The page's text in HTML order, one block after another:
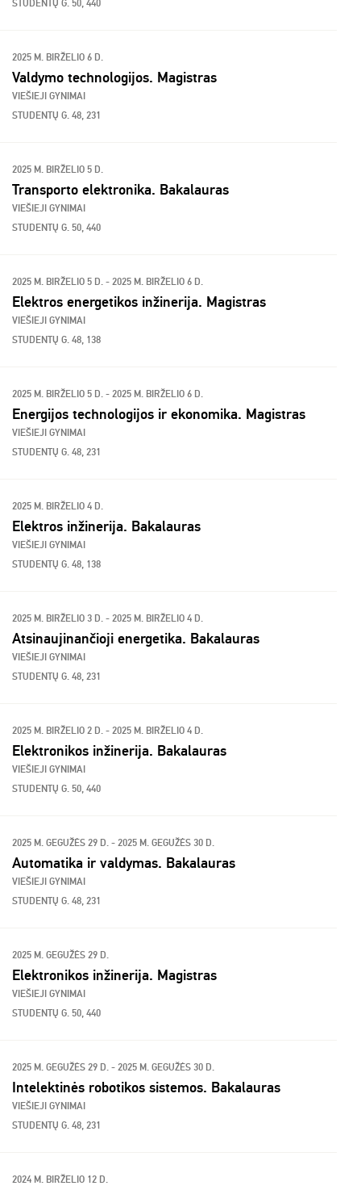
STUDENTŲ G. 50, 440
2025 M. BIRŽELIO 6 D.
Valdymo technologijos. Magistras
VIEŠIEJI GYNIMAI
STUDENTŲ G. 48, 231
2025 M. BIRŽELIO 5 D.
Transporto elektronika. Bakalauras
VIEŠIEJI GYNIMAI
STUDENTŲ G. 50, 440
2025 M. BIRŽELIO 5 D. - 2025 M. BIRŽELIO 6 D.
Elektros energetikos inžinerija. Magistras
VIEŠIEJI GYNIMAI
STUDENTŲ G. 48, 138
2025 M. BIRŽELIO 5 D. - 2025 M. BIRŽELIO 6 D.
Energijos technologijos ir ekonomika. Magistras
VIEŠIEJI GYNIMAI
STUDENTŲ G. 48, 231
2025 M. BIRŽELIO 4 D.
Elektros inžinerija. Bakalauras
VIEŠIEJI GYNIMAI
STUDENTŲ G. 48, 138
2025 M. BIRŽELIO 3 D. - 2025 M. BIRŽELIO 4 D.
Atsinaujinančioji energetika. Bakalauras
VIEŠIEJI GYNIMAI
STUDENTŲ G. 48, 231
2025 M. BIRŽELIO 2 D. - 2025 M. BIRŽELIO 4 D.
Elektronikos inžinerija. Bakalauras
VIEŠIEJI GYNIMAI
STUDENTŲ G. 50, 440
2025 M. GEGUŽĖS 29 D. - 2025 M. GEGUŽĖS 30 D.
Automatika ir valdymas. Bakalauras
VIEŠIEJI GYNIMAI
STUDENTŲ G. 48, 231
2025 M. GEGUŽĖS 29 D.
Elektronikos inžinerija. Magistras
VIEŠIEJI GYNIMAI
STUDENTŲ G. 50, 440
2025 M. GEGUŽĖS 29 D. - 2025 M. GEGUŽĖS 30 D.
Intelektinės robotikos sistemos. Bakalauras
VIEŠIEJI GYNIMAI
STUDENTŲ G. 48, 231
2024 M. BIRŽELIO 12 D.